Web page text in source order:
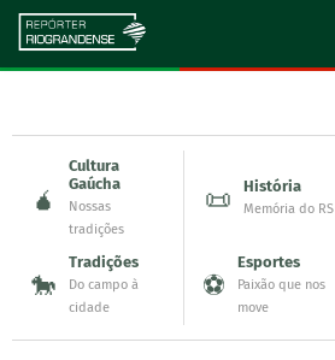
🧉
Cultura
Gaúcha
Nossas
tradições
📜 História
Memória do RS
🐎
Tradições
Do campo à
cidade
⚽
Esportes
Paixão que nos
move